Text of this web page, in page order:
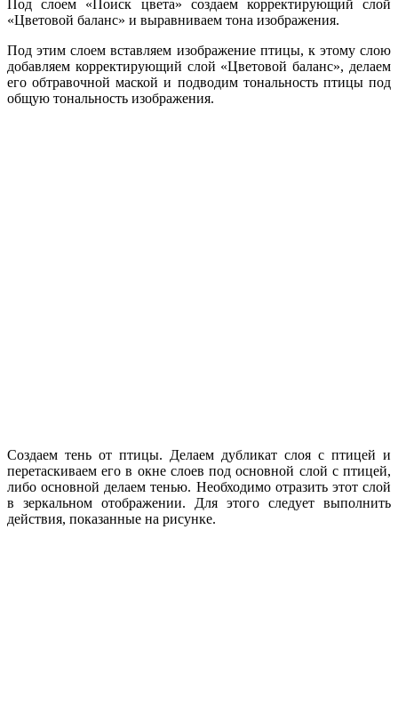
Под слоем «Поиск цвета» создаем корректирующий слой
«Цветовой баланс» и выравниваем тона изображения.
Под этим слоем вставляем изображение птицы, к этому слою
добавляем корректирующий слой «Цветовой баланс», делаем
его обтравочной маской и подводим тональность птицы под
общую тональность изображения.
Создаем тень от птицы. Делаем дубликат слоя с птицей и
перетаскиваем его в окне слоев под основной слой с птицей,
либо основной делаем тенью. Необходимо отразить этот слой
в зеркальном отображении. Для этого следует выполнить
действия, показанные на рисунке.